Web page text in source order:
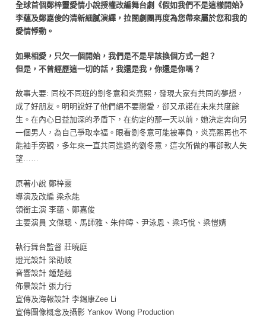
全球首個鄭梓靈愛情小說授權改編舞台劇《假如我們不是這樣開始》
李蘊及鄭嘉俊的清新細膩演繹，拉闊劇團再度為您帶來屬於您和我的
愛情悸動。
如果相愛，只欠一個開始，我們是不是早該換個方式一起？
但是，不曾經歷這一切的話，我還是我，你還是你嗎？
故事大要: 同校不同班的劉冬意和炎亮熙，發現大家有共同的夢想，
成了好朋友。明明說好了他們絕不要戀愛，卻又承諾在未來共度餘
生。在內心日益加深的矛盾下，在約定的那一天以前，她決定奔向另
一個男人，為自己爭取幸福。眼看劉冬意可能被辜負，炎亮熙再也不
能袖手旁觀，多年來一直共同進退的劉冬意，這次所做的事卻教人失
望……
原著小說 鄭梓靈
導演及改編 梁永能
領銜主演 李蘊、鄭嘉俊
主要演員 文傑聰、馬師雅、朱仲暐、尹泳恩、梁巧悅、梁愷婧
執行舞台監督 莊曉庭
燈光設計 梁劭岐
音響設計 鍾楚翹
佈景設計 張力行
宣傳及海報設計 李錫康Zee Li
宣傳圖像概念及攝影 Yankov Wong Production